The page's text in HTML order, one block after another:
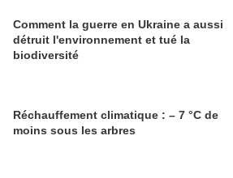
Comment la guerre en Ukraine a aussi
détruit l'environnement et tué la
biodiversité
Réchauffement climatique : – 7 °C de
moins sous les arbres